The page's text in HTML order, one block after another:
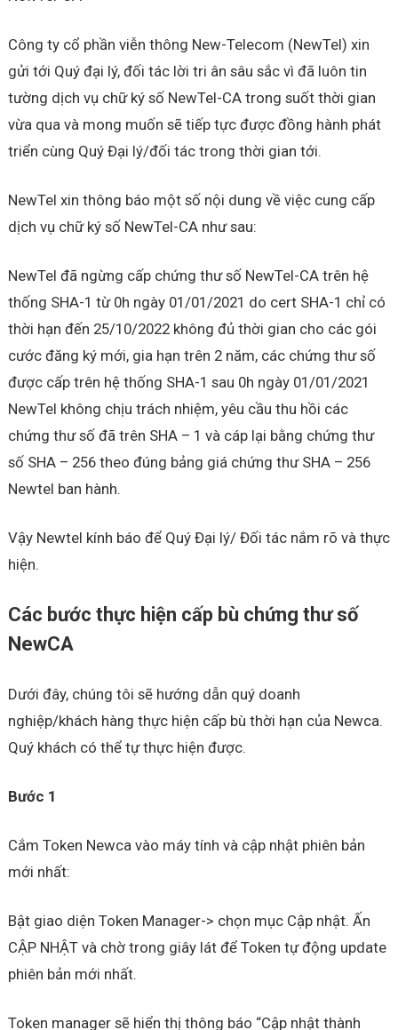
Công ty cổ phần viễn thông New-Telecom (NewTel) xin
gửi tới Quý đại lý, đối tác lời tri ân sâu sắc vì đã luôn tin
tường dịch vụ chữ ký số NewTel-CA trong suốt thời gian
vừa qua và mong muốn sẽ tiếp tực được đồng hành phát
triển cùng Quý Đại lý/đối tác trong thời gian tới.
NewTel xin thông báo một số nội dung về việc cung cấp
dịch vụ chữ ký số NewTel-CA như sau:
NewTel đã ngừng cấp chứng thư số NewTel-CA trên hệ
thống SHA-1 từ 0h ngày 01/01/2021 do cert SHA-1 chỉ có
thời hạn đến 25/10/2022 không đủ thời gian cho các gói
cước đăng ký mới, gia hạn trên 2 năm, các chứng thư số
được cấp trên hệ thống SHA-1 sau 0h ngày 01/01/2021
NewTel không chịu trách nhiệm, yêu cầu thu hồi các
chứng thư số đã trên SHA – 1 và cáp lại bằng chứng thư
số SHA – 256 theo đúng bảng giá chứng thư SHA – 256
Newtel ban hành.
Vậy Newtel kính báo để Quý Đại lý/ Đối tác nắm rõ và thực
hiện.
Các bước thực hiện cấp bù chứng thư số
NewCA
Dưới đây, chúng tôi sẽ hướng dẫn quý doanh
nghiệp/khách hàng thực hiện cấp bù thời hạn của Newca.
Quý khách có thể tự thực hiện được.
Bước 1
Cắm Token Newca vào máy tính và cập nhật phiên bản
mới nhất:
Bật giao diện Token Manager-> chọn mục Cập nhật. Ấn
CẬP NHẬT và chờ trong giây lát để Token tự động update
phiên bản mới nhất.
Token manager sẽ hiển thị thông báo “Cập nhật thành